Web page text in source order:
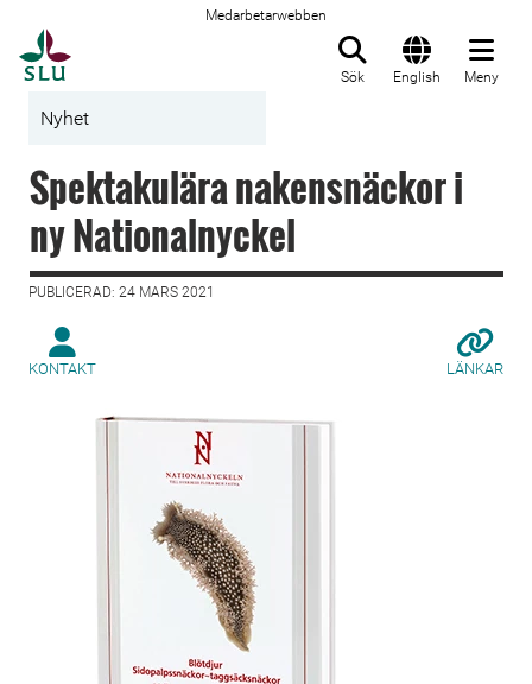
Medarbetarwebben
Sök English Meny
Nyhet
Spektakulära nakensnäckor i
ny Nationalnyckel
PUBLICERAD: 24 MARS 2021
KONTAKT LÄNKAR